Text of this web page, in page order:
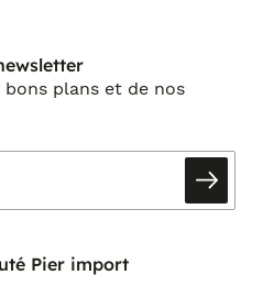
plans et de nos
Pier import